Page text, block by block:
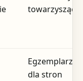
towarzyszące
Egzemplarze
dla stron